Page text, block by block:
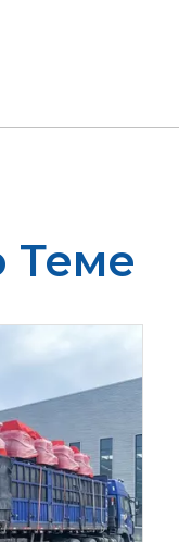
Теме